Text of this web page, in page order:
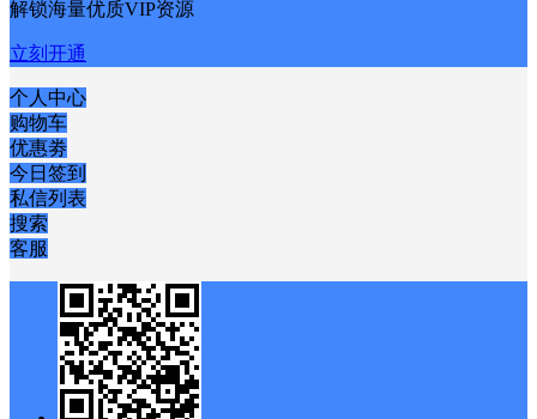
解锁海量优质VIP资源
立刻开通
个人中心
购物车
优惠劵
今日签到
私信列表
搜索
客服